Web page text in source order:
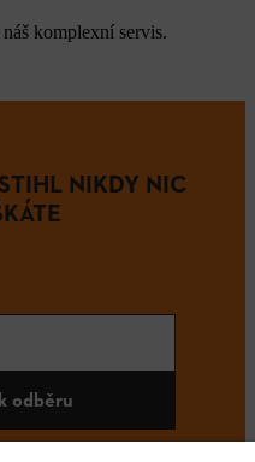
komplexní servis.
NIKDY NIC
odběru